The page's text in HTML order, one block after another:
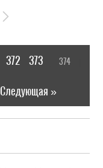
372 373 374
Следующая »